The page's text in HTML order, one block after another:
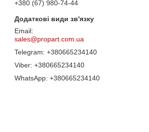
+380 (67) 980-74-44
sales@propart.com.ua
+380665234140
+380665234140
+380665234140